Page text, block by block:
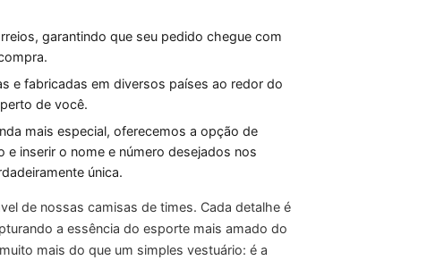
garantindo que seu pedido chegue com
e fabricadas em diversos países ao redor do
de você.
mais especial, oferecemos a opção de
inserir o nome e número desejados nos
única.
de nossas camisas de times. Cada detalhe é
a essência do esporte mais amado do
mais do que um simples vestuário: é a